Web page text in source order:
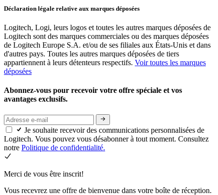
Déclaration légale relative aux marques déposées
Logitech, Logi, leurs logos et toutes les autres marques déposées de
Logitech sont des marques commerciales ou des marques déposées
de Logitech Europe S.A. et/ou de ses filiales aux États-Unis et dans
d'autres pays. Toutes les autres marques déposées de tiers
appartiennent à leurs détenteurs respectifs. Voir toutes les marques
déposées
Abonnez-vous pour recevoir votre offre spéciale et vos
avantages exclusifs.
Je souhaite recevoir des communications personnalisées de
Logitech. Vous pouvez vous désabonner à tout moment. Consultez
notre Politique de confidentialité.
Merci de vous être inscrit!
Vous recevrez une offre de bienvenue dans votre boîte de réception.